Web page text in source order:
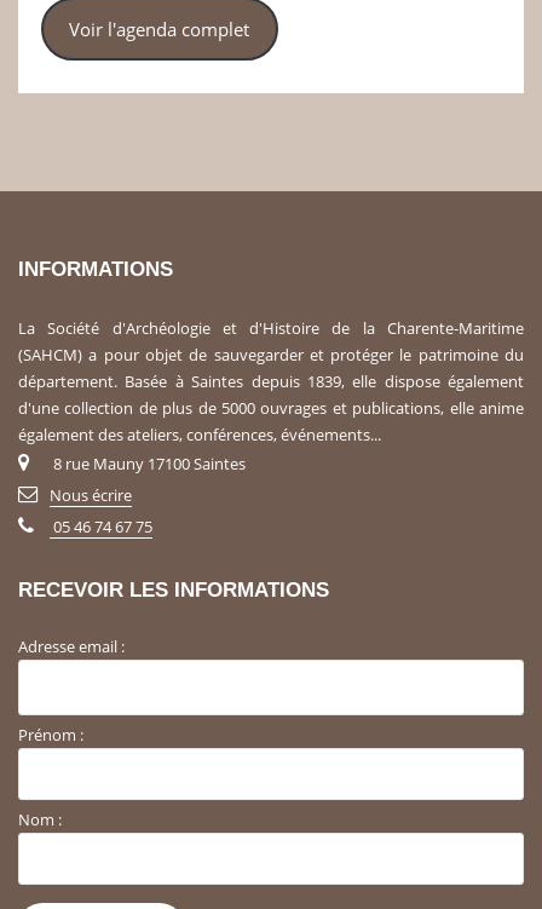
Voir l'agenda complet
INFORMATIONS
La Société d'Archéologie et d'Histoire de la Charente-Maritime
(SAHCM) a pour objet de sauvegarder et protéger le patrimoine du
département. Basée à Saintes depuis 1839, elle dispose également
d'une collection de plus de 5000 ouvrages et publications, elle anime
également des ateliers, conférences, événements...
8 rue Mauny 17100 Saintes
Nous écrire
05 46 74 67 75
RECEVOIR LES INFORMATIONS
Adresse email :
Prénom :
Nom :